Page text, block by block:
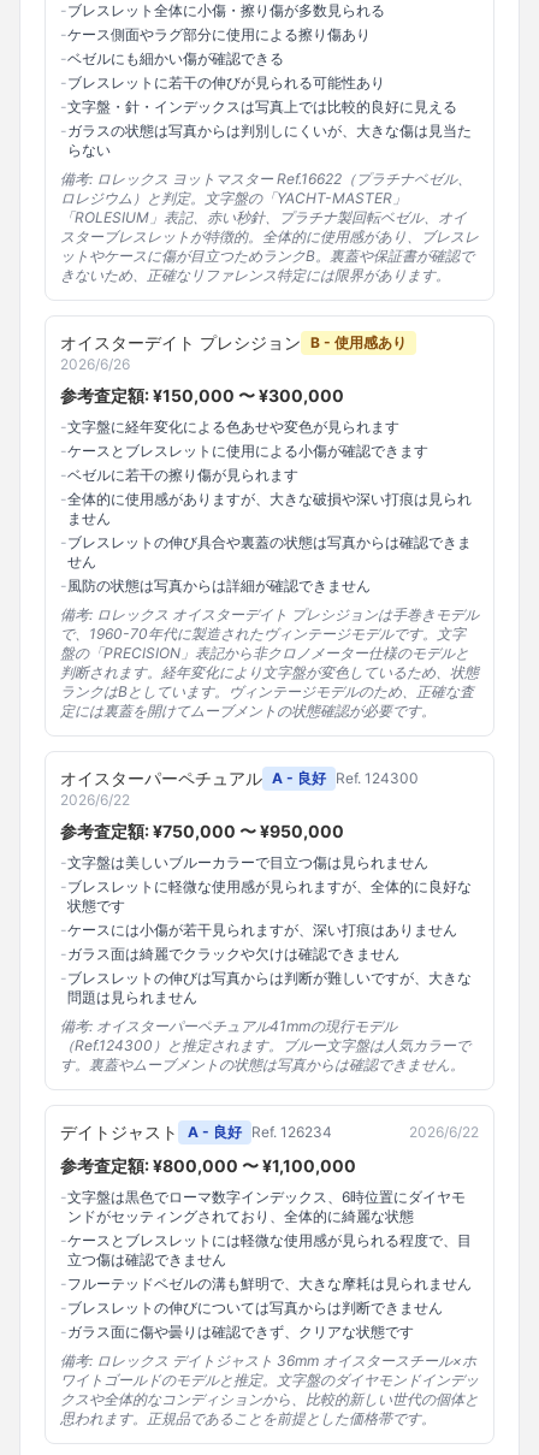
-ブレスレット全体に小傷・擦り傷が多数見られる
-ケース側面やラグ部分に使用による擦り傷あり
-ベゼルにも細かい傷が確認できる
-ブレスレットに若干の伸びが見られる可能性あり
-文字盤・針・インデックスは写真上では比較的良好に見える
-ガラスの状態は写真からは判別しにくいが、大きな傷は見当た
らない
備考: ロレックス ヨットマスター Ref.16622（プラチナベゼル、
ロレジウム）と判定。文字盤の「YACHT-MASTER」
「ROLESIUM」表記、赤い秒針、プラチナ製回転ベゼル、オイ
スターブレスレットが特徴的。全体的に使用感があり、ブレスレ
ットやケースに傷が目立つためランクB。裏蓋や保証書が確認で
きないため、正確なリファレンス特定には限界があります。
オイスターデイト プレシジョン B - 使用感あり
2026/6/26
参考査定額: ¥150,000 〜 ¥300,000
-文字盤に経年変化による色あせや変色が見られます
-ケースとブレスレットに使用による小傷が確認できます
-ベゼルに若干の擦り傷が見られます
-全体的に使用感がありますが、大きな破損や深い打痕は見られ
ません
-ブレスレットの伸び具合や裏蓋の状態は写真からは確認できま
せん
-風防の状態は写真からは詳細が確認できません
備考: ロレックス オイスターデイト プレシジョンは手巻きモデル
で、1960-70年代に製造されたヴィンテージモデルです。文字
盤の「PRECISION」表記から非クロノメーター仕様のモデルと
判断されます。経年変化により文字盤が変色しているため、状態
ランクはBとしています。ヴィンテージモデルのため、正確な査
定には裏蓋を開けてムーブメントの状態確認が必要です。
オイスターパーペチュアル A - 良好 Ref. 124300
2026/6/22
参考査定額: ¥750,000 〜 ¥950,000
-文字盤は美しいブルーカラーで目立つ傷は見られません
-ブレスレットに軽微な使用感が見られますが、全体的に良好な
状態です
-ケースには小傷が若干見られますが、深い打痕はありません
-ガラス面は綺麗でクラックや欠けは確認できません
-ブレスレットの伸びは写真からは判断が難しいですが、大きな
問題は見られません
備考: オイスターパーペチュアル41mmの現行モデル
（Ref.124300）と推定されます。ブルー文字盤は人気カラーで
す。裏蓋やムーブメントの状態は写真からは確認できません。
デイトジャスト A - 良好 Ref. 126234 2026/6/22
参考査定額: ¥800,000 〜 ¥1,100,000
-文字盤は黒色でローマ数字インデックス、6時位置にダイヤモ
ンドがセッティングされており、全体的に綺麗な状態
-ケースとブレスレットには軽微な使用感が見られる程度で、目
立つ傷は確認できません
-フルーテッドベゼルの溝も鮮明で、大きな摩耗は見られません
-ブレスレットの伸びについては写真からは判断できません
-ガラス面に傷や曇りは確認できず、クリアな状態です
備考: ロレックス デイトジャスト 36mm オイスタースチール×ホ
ワイトゴールドのモデルと推定。文字盤のダイヤモンドインデッ
クスや全体的なコンディションから、比較的新しい世代の個体と
思われます。正規品であることを前提とした価格帯です。